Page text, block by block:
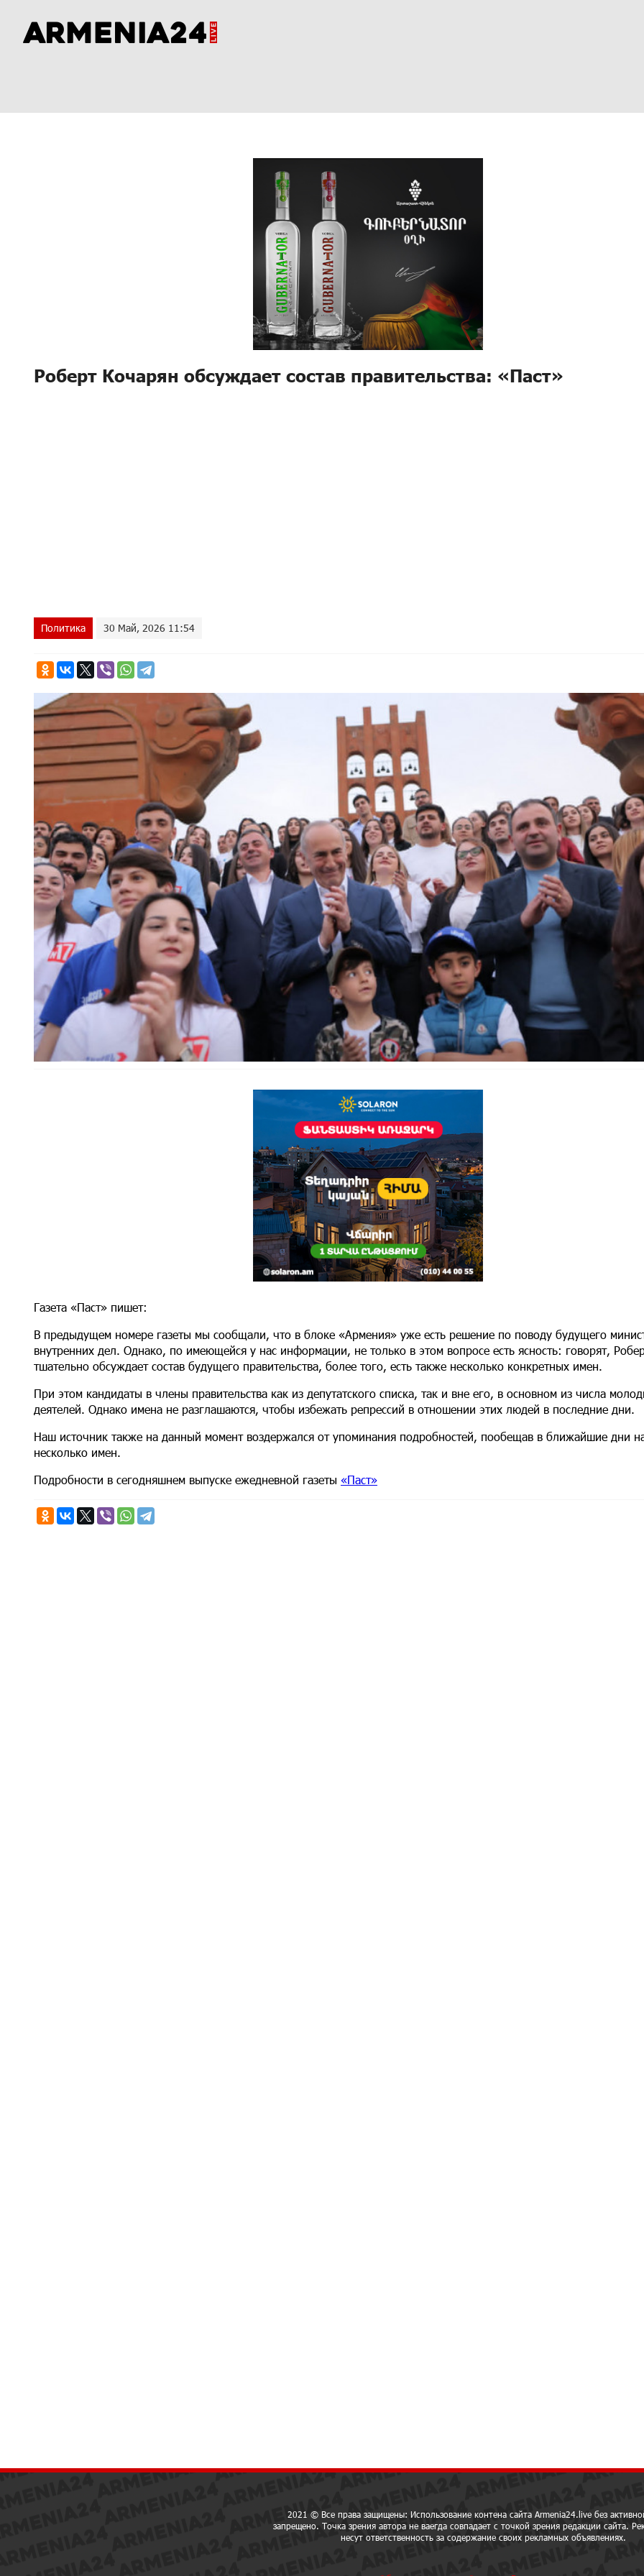
Роберт Кочарян обсуждает состав правительства: «Паст»
Политика 30 Май, 2026 11:54
Газета «Паст» пишет:
В предыдущем номере газеты мы сообщали, что в блоке «Армения» уже есть решение по поводу будущего
внутренних дел. Однако, по имеющейся у нас информации, не только в этом вопросе есть ясность: говорят,
тшательно обсуждает состав будущего правительства, более того, есть также несколько конкретных имен.
При этом кандидаты в члены правительства как из депутатского списка, так и вне его, в основном из числа
деятелей. Однако имена не разглашаются, чтобы избежать репрессий в отношении этих людей в последние дни.
Наш источник также на данный момент воздержался от упоминания подробностей, пообещав в ближайшие дни
несколько имен.
Подробности в сегодняшнем выпуске ежедневной газеты «Паст»
2021 © Все права защищены: Использование контена сайта Armenia24.live без
запрещено. Точка зрения автора не ваегда совпадает с точкой зрения редакции сайта.
несут ответственность за содержание своих рекламных объявлениях.